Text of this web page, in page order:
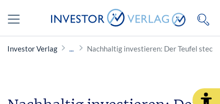
Investor Verlag Nachhaltig investieren: Der Teufel